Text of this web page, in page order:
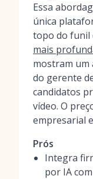
Essa
única
topo do funil
mais
mostram um
do gerente
candidatos
vídeo. O
empresarial
Prós
Integra
por IA